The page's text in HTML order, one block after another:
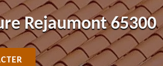
Rejaumont 65300